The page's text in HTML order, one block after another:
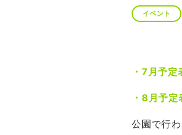
イベント
・7月予定
・8月予定
公園で行